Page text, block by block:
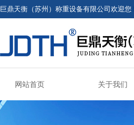
巨鼎天衡（苏州）称重设备有限公司欢迎您
网站首页 关于我们